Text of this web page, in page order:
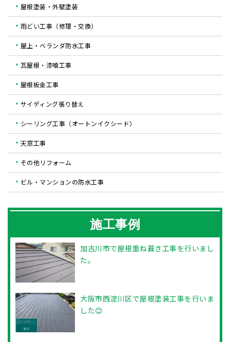
屋根塗装・外壁塗装
雨どい工事（修理・交換）
屋上・ベランダ防水工事
瓦屋根・漆喰工事
屋根板金工事
サイディング張り替え
シーリング工事（オートンイクシード）
天窓工事
その他リフォーム
ビル・マンションの防水工事
施工事例
加古川市で屋根重ね葺き工事を行いまし
た。
大阪市西淀川区で屋根塗装工事を行いま
した😊